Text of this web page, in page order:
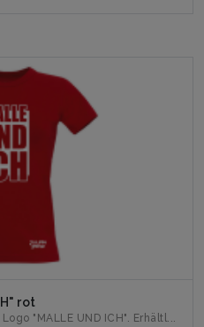
rot
"MALLE UND ICH". Erhältl...